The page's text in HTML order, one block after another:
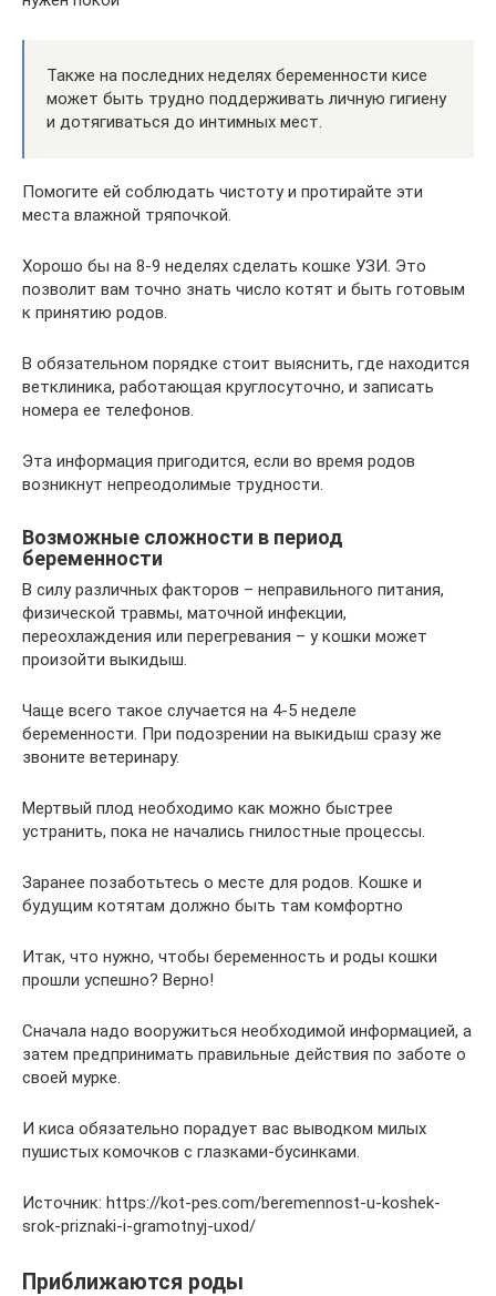
Также на последних неделях беременности кисе
может быть трудно поддерживать личную гигиену
и дотягиваться до интимных мест.
Помогите ей соблюдать чистоту и протирайте эти
места влажной тряпочкой.
Хорошо бы на 8-9 неделях сделать кошке УЗИ. Это
позволит вам точно знать число котят и быть готовым
к принятию родов.
В обязательном порядке стоит выяснить, где находится
ветклиника, работающая круглосуточно, и записать
номера ее телефонов.
Эта информация пригодится, если во время родов
возникнут непреодолимые трудности.
Возможные сложности в период
беременности
В силу различных факторов – неправильного питания,
физической травмы, маточной инфекции,
переохлаждения или перегревания – у кошки может
произойти выкидыш.
Чаще всего такое случается на 4-5 неделе
беременности. При подозрении на выкидыш сразу же
звоните ветеринару.
Мертвый плод необходимо как можно быстрее
устранить, пока не начались гнилостные процессы.
Заранее позаботьтесь о месте для родов. Кошке и
будущим котятам должно быть там комфортно
Итак, что нужно, чтобы беременность и роды кошки
прошли успешно? Верно!
Сначала надо вооружиться необходимой информацией, а
затем предпринимать правильные действия по заботе о
своей мурке.
И киса обязательно порадует вас выводком милых
пушистых комочков с глазками-бусинками.
Источник: https://kot-pes.com/beremennost-u-koshek-
srok-priznaki-i-gramotnyj-uxod/
Приближаются роды